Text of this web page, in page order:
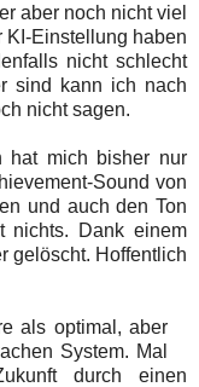
aber noch nicht viel
KI-Einstellung haben
nicht schlecht
sind kann ich nach
nicht sagen.
hat mich bisher nur
Sound von
und auch den Ton
nichts. Dank einem
gelöscht. Hoffentlich
als optimal, aber
System. Mal
durch einen